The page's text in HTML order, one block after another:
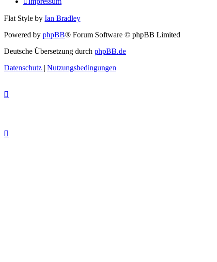
Flat Style by Ian Bradley
Powered by phpBB® Forum Software © phpBB Limited
Deutsche Übersetzung durch phpBB.de
Datenschutz | Nutzungsbedingungen